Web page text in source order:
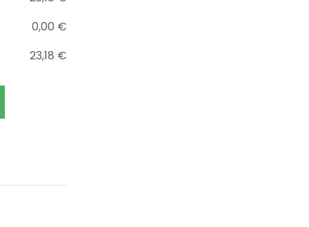
0,00 €
23,18 €